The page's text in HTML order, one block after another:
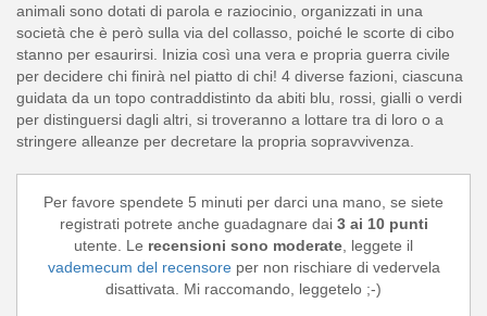
animali sono dotati di parola e raziocinio, organizzati in una
società che è però sulla via del collasso, poiché le scorte di cibo
stanno per esaurirsi. Inizia così una vera e propria guerra civile
per decidere chi finirà nel piatto di chi! 4 diverse fazioni, ciascuna
guidata da un topo contraddistinto da abiti blu, rossi, gialli o verdi
per distinguersi dagli altri, si troveranno a lottare tra di loro o a
stringere alleanze per decretare la propria sopravvivenza.
Per favore spendete 5 minuti per darci una mano, se siete
registrati potrete anche guadagnare dai 3 ai 10 punti
utente. Le recensioni sono moderate, leggete il
vademecum del recensoreper non rischiare di vedervela
disattivata. Mi raccomando, leggetelo ;-)